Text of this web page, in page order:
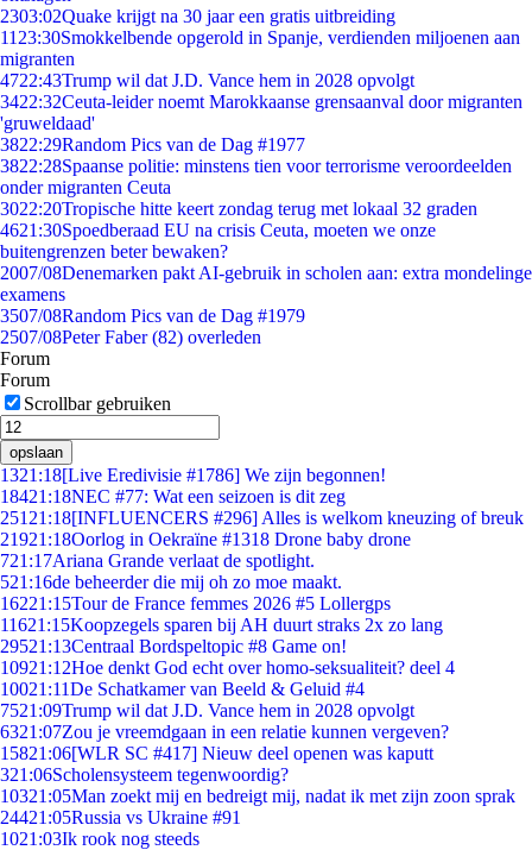
2303:02Quake krijgt na 30 jaar een gratis uitbreiding
11 23:30Smokkelbende opgerold in Spanje, verdienden miljoenen aan
migranten
4722:43Trump wil dat J.D. Vance hem in 2028 opvolgt
3422:32Ceuta-leider noemt Marokkaanse grensaanval door migranten
'gruweldaad'
3822:29Random Pics van de Dag #1977
3822:28Spaanse politie: minstens tien voor terrorisme veroordeelden
onder migranten Ceuta
3022:20Tropische hitte keert zondag terug met lokaal 32 graden
4621:30Spoedberaad EU na crisis Ceuta, moeten we onze
buitengrenzen beter bewaken?
2007/08Denemarken pakt AI-gebruik in scholen aan: extra mondelinge
examens
3507/08Random Pics van de Dag #1979
2507/08Peter Faber (82) overleden
Forum
Forum
Scrollbar gebruiken
opslaan
1321:18[Live Eredivisie #1786] We zijn begonnen!
18421:18NEC #77: Wat een seizoen is dit zeg
251 21:18[INFLUENCERS #296] Alles is welkom kneuzing of breuk
21921:18Oorlog in Oekraïne #1318 Drone baby drone
721:17Ariana Grande verlaat de spotlight.
521:16de beheerder die mij oh zo moe maakt.
16221:15Tour de France femmes 2026 #5 Lollergps
11621:15Koopzegels sparen bij AH duurt straks 2x zo lang
29521:13Centraal Bordspeltopic #8 Game on!
10921:12Hoe denkt God echt over homo-seksualiteit? deel 4
10021:11De Schatkamer van Beeld & Geluid #4
7521:09Trump wil dat J.D. Vance hem in 2028 opvolgt
6321:07Zou je vreemdgaan in een relatie kunnen vergeven?
15821:06[WLR SC #417] Nieuw deel openen was kaputt
321:06Scholensysteem tegenwoordig?
10321:05Man zoekt mij en bedreigt mij, nadat ik met zijn zoon sprak
24421:05Russia vs Ukraine #91
1021:03Ik rook nog steeds